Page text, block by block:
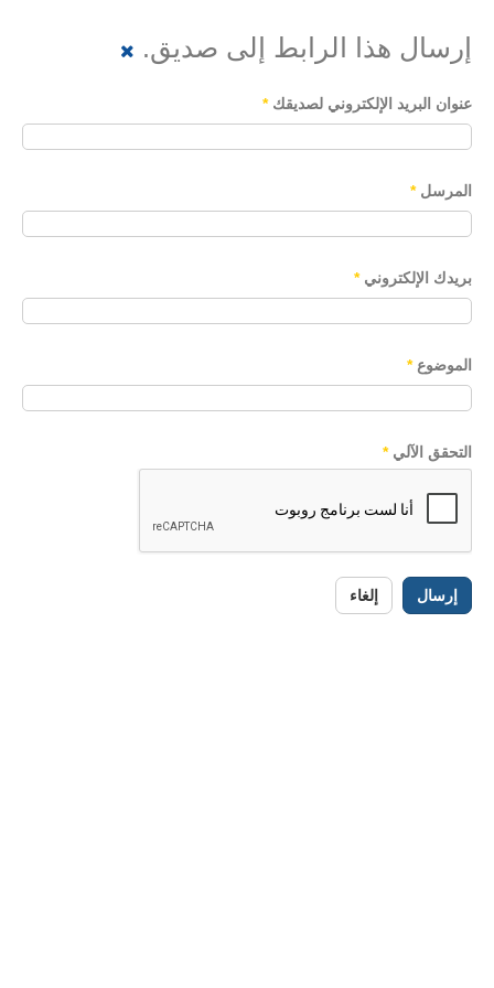
إرسال هذا الرابط إلى صديق.
عنوان البريد الإلكتروني لصديقك *
المرسل *
بريدك الإلكتروني *
الموضوع *
التحقق الآلي *
إرسال إلغاء